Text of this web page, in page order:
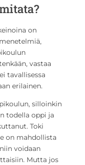
on
vastaa
tavallisessa
erilainen.
silloinkin
todella oppi ja
Toki
on mahdollista
voidaan
Mutta jos